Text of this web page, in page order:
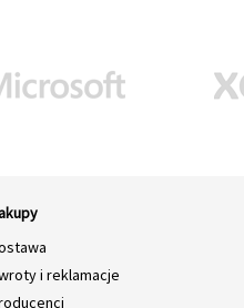
i reklamacje